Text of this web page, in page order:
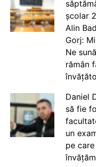
școlar
Alin
Gorj:
Ne
rămân
Daniel
să fie
un
pe